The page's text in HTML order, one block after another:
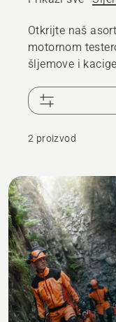
Otkrijte naš
motornom
šljemove i
2 proizvod
Učitajte
sve
proizvode